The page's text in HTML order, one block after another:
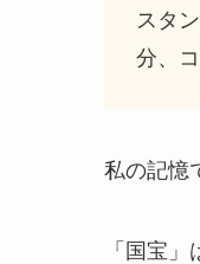
スタ
分、
私の記憶
「国宝」